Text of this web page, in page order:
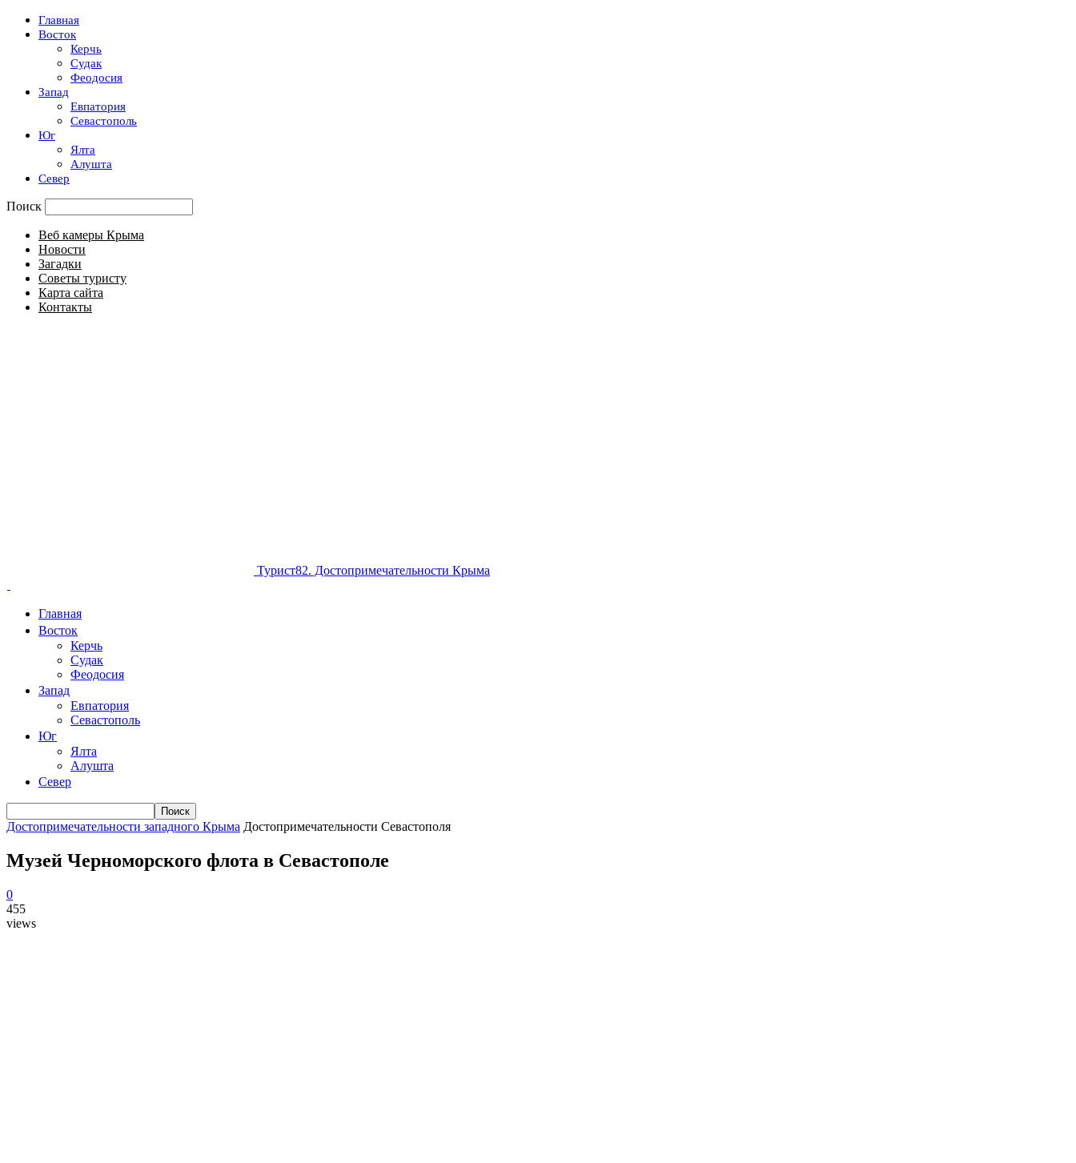
Главная
Восток
Керчь
Судак
Феодосия
Запад
Евпатория
Севастополь
Юг
Ялта
Алушта
Север
Поиск
Веб камеры Крыма
Новости
Загадки
Советы туристу
Карта сайта
Контакты
Турист82. Достопримечательности Крыма
Главная
Восток
Керчь
Судак
Феодосия
Запад
Евпатория
Севастополь
Юг
Ялта
Алушта
Север
Достопримечательности западного Крыма Достопримечательности Севастополя
Музей Черноморского флота в Севастополе
0
455
views